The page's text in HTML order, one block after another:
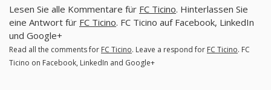
Lesen Sie alle Kommentare für FC Ticino. Hinterlassen Sie
eine Antwort für FC Ticino. FC Ticino auf Facebook, LinkedIn
und Google+
Read all the comments for FC Ticino. Leave a respond for FC Ticino. FC
Ticino on Facebook, LinkedIn and Google+